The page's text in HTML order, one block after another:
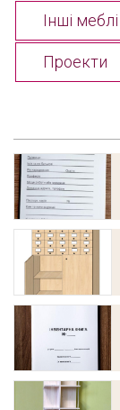
Інші меблі
Проекти